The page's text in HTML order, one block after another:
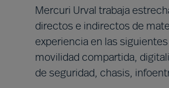
Mercuri Urval trabaja
directos e indirectos de
experiencia en las
movilidad compartida,
de seguridad, chasis,